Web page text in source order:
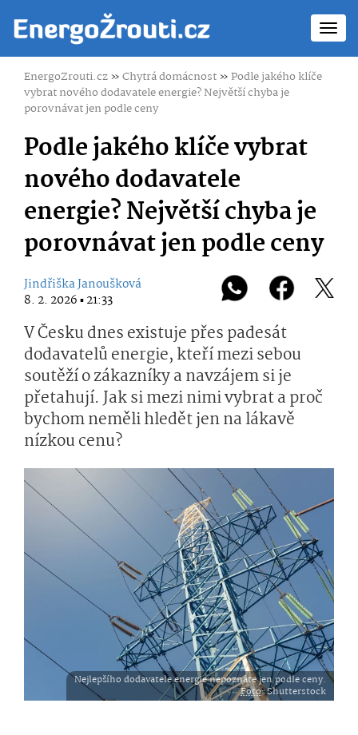
EnergoZrouti.cz»Chytrá domácnost»Podle jakého klíče
vybrat nového dodavatele energie? Největší chyba je
porovnávat jen podle ceny
Podle jakého klíče vybrat
nového dodavatele
energie? Největší chyba je
porovnávat jen podle ceny
Jindřiška Janoušková
8. 2. 2026 ▪ 21:33
V Česku dnes existuje přes padesát
dodavatelů energie, kteří mezi sebou
soutěží o zákazníky a navzájem si je
přetahují. Jak si mezi nimi vybrat a proč
bychom neměli hledět jen na lákavě
nízkou cenu?
Nejlepšího dodavatele energie nepoznáte jen podle ceny.
Foto: Shutterstock